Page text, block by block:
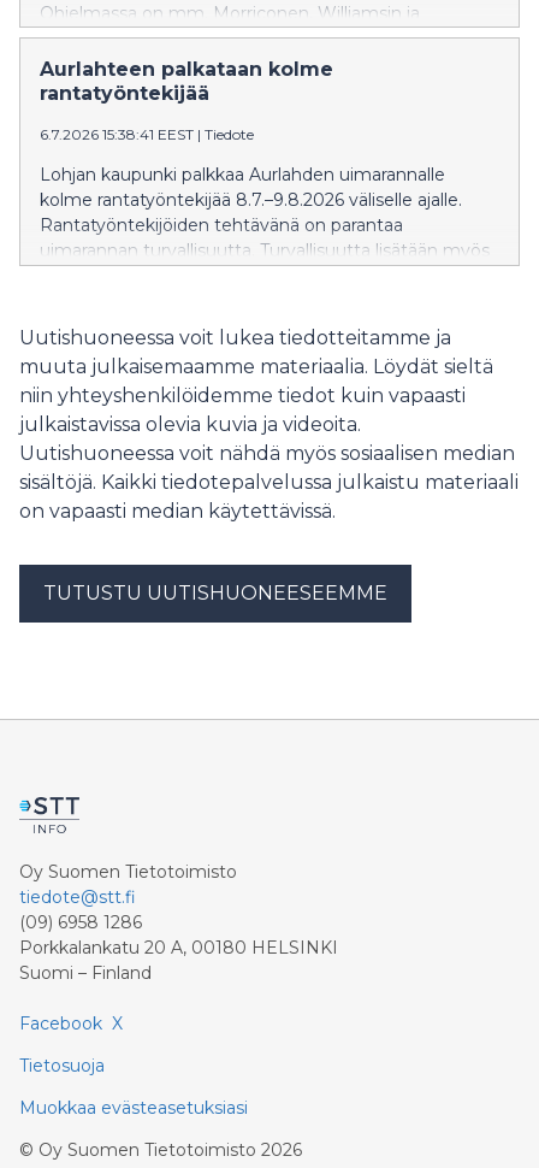
Ohjelmassa on mm. Morriconen, Williamsin ja
Zimmerin teoksia. Konsertin solistina hurmaa
multilahjakas Maria Ylipää luontevalla olemuksellaan
sekä ilmaisuvoimaisella ja herkällä äänellään. Niin
monipuolisten musiikkiprojektien koulima taiteilija
antaa jokaiseen esiintymiseensä oman, läsnä olevan ja
syvästi tunteisiin vetoavan sävynsä. Konsertin juontaa
tunnettu näyttelijä Krista Kosonen. Liput ennakkoon
myy NetTicket. Tule ajoissa paikalle, koska klo 17
esiintyy Cellomania Ilmaiskonsertissa! Katso koko
Aurlahteen palkataan kolme
rantatyöntekijää
6.7.2026 15:38:41 EEST | Tiedote
Lohjan kaupunki palkkaa Aurlahden uimarannalle
kolme rantatyöntekijää 8.7.–9.8.2026 väliselle ajalle.
Rantatyöntekijöiden tehtävänä on parantaa
uimarannan turvallisuutta. Turvallisuutta lisätään myös
Uutishuoneessa voit lukea tiedotteitamme ja
muuta julkaisemaamme materiaalia. Löydät sieltä
niin yhteyshenkilöidemme tiedot kuin vapaasti
julkaistavissa olevia kuvia ja videoita.
Uutishuoneessa voit nähdä myös sosiaalisen median
sisältöjä. Kaikki tiedotepalvelussa julkaistu materiaali
on vapaasti median käytettävissä.
TUTUSTU UUTISHUONEESEEMME
Oy Suomen Tietotoimisto
tiedote@stt.fi
(09) 6958 1286
Porkkalankatu 20 A, 00180 HELSINKI
Suomi – Finland
Facebook X
Tietosuoja
Muokkaa evästeasetuksiasi
© Oy Suomen Tietotoimisto 2026